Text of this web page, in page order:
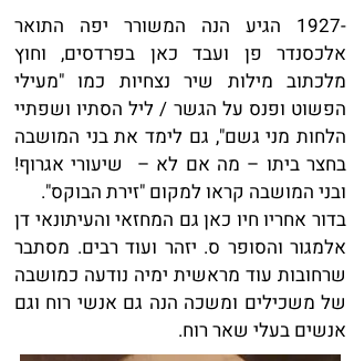
-1927 הגיע הנה המשורר יפה התואר
אלכסנדר פן ועבד כאן בפרדסים, וחוץ
מלכתוב מילות שיר נצחיות כמו "מעילי
הפשוט ופנס על הגשר / ליל הסתיו ושפתיי
הלחות מני גשם", גם לימד את בני המושבה
בחצר ביתו – מה אם לא – שיעורי אגרוף!
ובני המושבה קראו למקום "זירת הבוקס".
בדור אחריו חיו כאן גם המחזאי והעיתונאי דן
אלמגור והסופר ס. יזהר ועוד רבים. מסתבר
שרחובות עוד מראשית ימיה נודעה כמושבה
של משכילים ומשכה הנה גם אנשי רוח וגם
אנשים בעלי שאר רוח.